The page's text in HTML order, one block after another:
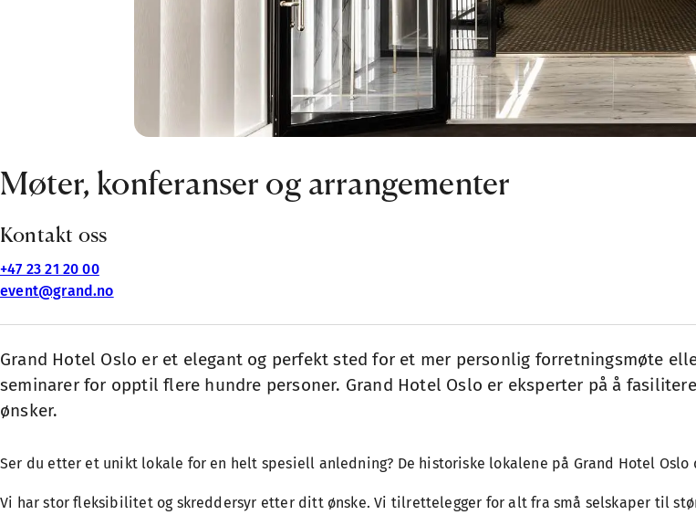
Møter, konferanser og arrangementer
Kontakt oss
+47 23 21 20 00
event@grand.no
Grand Hotel Oslo er et elegant og perfekt sted for et mer personlig forretningsmøte
seminarer for opptil flere hundre personer. Grand Hotel Oslo er eksperter på å
ønsker.
Ser du etter et unikt lokale for en helt spesiell anledning? De historiske lokalene på Grand Hotel
Vi har stor fleksibilitet og skreddersyr etter ditt ønske. Vi tilrettelegger for alt fra små selskaper til